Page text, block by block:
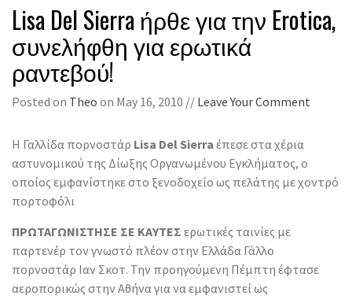
Lisa Del Sierra ήρθε για την Erotica,
συνελήφθη για ερωτικά
ραντεβού!
Posted on Theo on May 16, 2010 // Leave Your Comment
Η Γαλλίδα πορνοστάρ Lisa Del Sierra έπεσε στα χέρια
αστυνομικού της Δίωξης Οργανωμένου Εγκλήματος, o
οποίος εμφανίστηκε στο ξενοδοχείο ως πελάτης με χοντρό
πορτοφόλι
ΠΡΩΤΑΓΩΝΙΣΤΗΣΕ ΣΕ ΚΑΥΤΕΣ ερωτικές ταινίες με
παρτενέρ τον γνωστό πλέον στην Ελλάδα Γάλλο
πορνοστάρ Ιαν Σκοτ. Την προηγούμενη Πέμπτη έφτασε
αεροπορικώς στην Αθήνα για να εμφανιστεί ως